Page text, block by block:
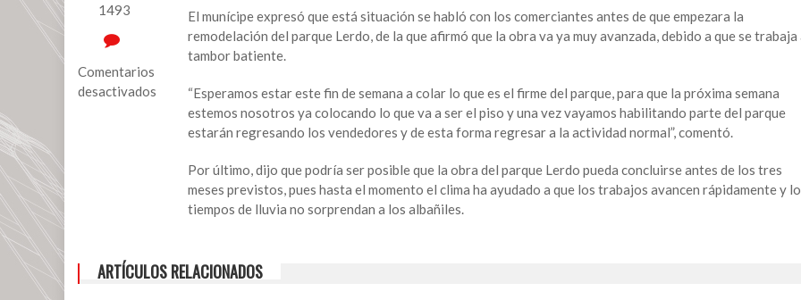
1493
Comentarios
desactivados
remodelación
El munícipe expresó que está situación se habló con los comerciantes antes de que empezara la
remodelación del parque Lerdo, de la que afirmó que la obra va ya muy avanzada, debido a que se trabaja
tambor batiente.
“Esperamos estar este fin de semana a colar lo que es el firme del parque, para que la próxima semana
estemos nosotros ya colocando lo que va a ser el piso y una vez vayamos habilitando parte del parque
estarán regresando los vendedores y de esta forma regresar a la actividad normal”, comentó.
Por último, dijo que podría ser posible que la obra del parque Lerdo pueda concluirse antes de los tres
meses previstos, pues hasta el momento el clima ha ayudado a que los trabajos avancen rápidamente y
tiempos de lluvia no sorprendan a los albañiles.
ARTÍCULOS RELACIONADOS